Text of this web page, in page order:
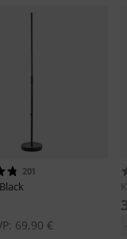
201
69,90 €